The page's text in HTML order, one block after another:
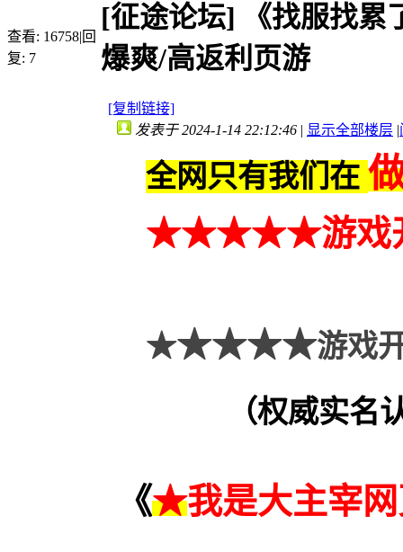
查看: 16758|回
复: 7
[征途论坛]
《找服找
爆爽/高返利页游
[复制链接]
发表于 2024-1-14 22:12:46 | 显示全部楼层 |
全网只有我们在
★★★★★游戏
★★★★★游戏
（权威实名
《★我是大主宰